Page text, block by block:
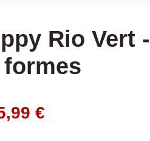
Rio Vert -
€